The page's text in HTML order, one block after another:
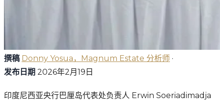
撰稿 Donny Yosua，Magnum Estate 分析师 ·
发布日期 2026年2月19日
印度尼西亚央行巴厘岛代表处负责人 Erwin Soeriadimadja